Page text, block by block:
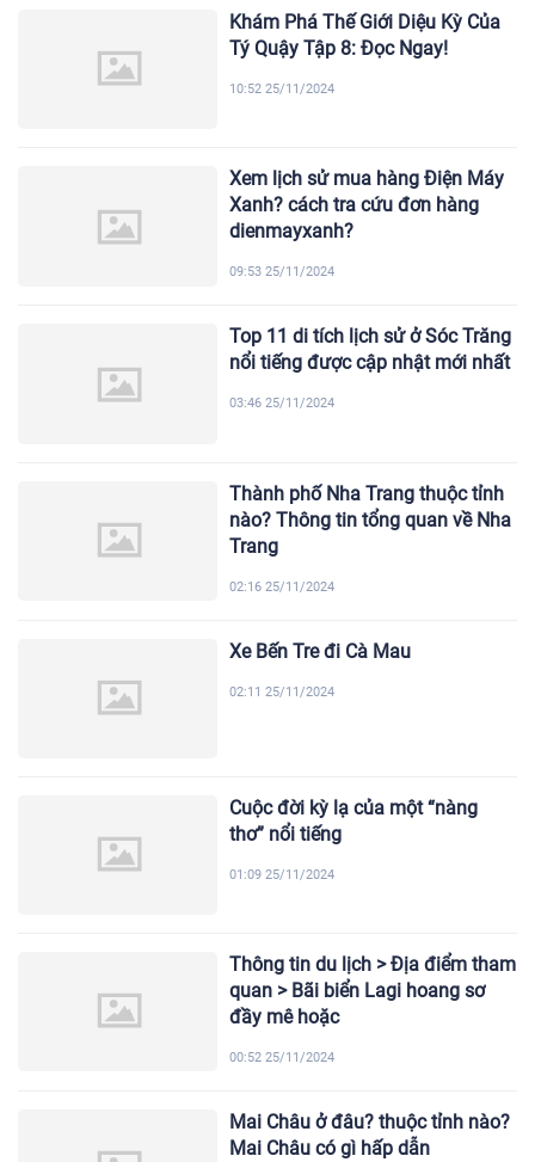
Khám Phá Thế Giới Diệu Kỳ Của
Tý Quậy Tập 8: Đọc Ngay!
10:52 25/11/2024
Xem lịch sử mua hàng Điện Máy
Xanh? cách tra cứu đơn hàng
dienmayxanh?
09:53 25/11/2024
Top 11 di tích lịch sử ở Sóc Trăng
nổi tiếng được cập nhật mới nhất
03:46 25/11/2024
Thành phố Nha Trang thuộc tỉnh
nào? Thông tin tổng quan về Nha
Trang
02:16 25/11/2024
Xe Bến Tre đi Cà Mau
02:11 25/11/2024
Cuộc đời kỳ lạ của một “nàng
thơ” nổi tiếng
01:09 25/11/2024
Thông tin du lịch > Địa điểm tham
quan > Bãi biển Lagi hoang sơ
đầy mê hoặc
00:52 25/11/2024
Mai Châu ở đâu? thuộc tỉnh nào?
Mai Châu có gì hấp dẫn